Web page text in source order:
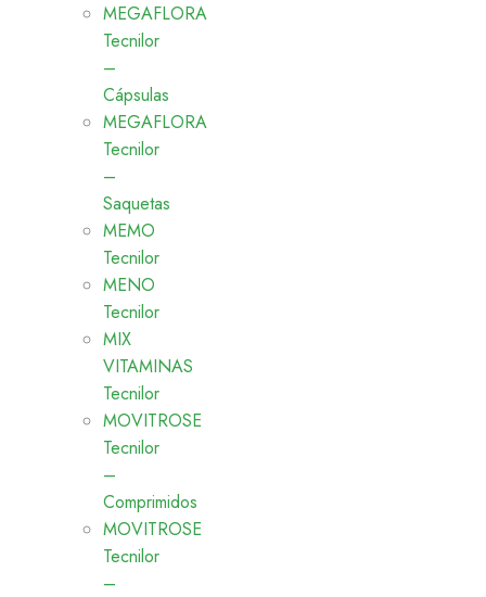
MEGAFLORA
Tecnilor
–
Cápsulas
MEGAFLORA
Tecnilor
–
Saquetas
MEMO
Tecnilor
MENO
Tecnilor
MIX
VITAMINAS
Tecnilor
MOVITROSE
Tecnilor
–
Comprimidos
MOVITROSE
Tecnilor
–